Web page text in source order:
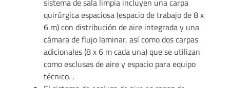
quirúrgica espaciosa (espacio de trabajo de 8 x
6 m) con distribución de aire integrada y una
cámara de flujo laminar, así como dos carpas
adicionales (8 x 6 m cada una) que se utilizan
como esclusas de aire y espacio para equipo
técnico. .